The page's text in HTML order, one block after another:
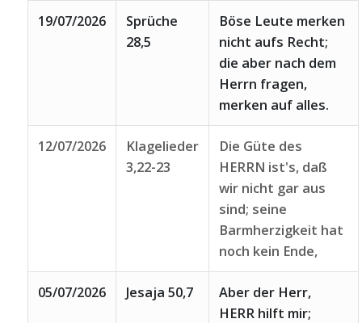
19/07/2026
Sprüche
28,5
Böse Leute merken
nicht aufs Recht;
die aber nach dem
Herrn fragen,
merken auf alles.
12/07/2026
Klagelieder
3,22-23
Die Güte des
HERRN ist's, daß
wir nicht gar aus
sind; seine
Barmherzigkeit hat
noch kein Ende,
05/07/2026 Jesaja 50,7
Aber der Herr,
HERR hilft mir;